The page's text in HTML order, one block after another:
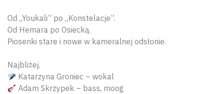
Od „Youkali” po „Konstelacje”.
Od Hemara po Osiecką.
Piosenki stare i nowe w kameralnej odsłonie.
Najbliżej.
Katarzyna Groniec – wokal
Adam Skrzypek – bass, moog